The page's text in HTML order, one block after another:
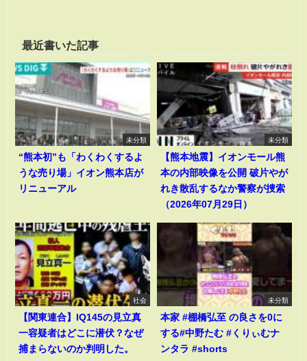
最近書いた記事
未分類
“熊本初”も「わくわくするよ
うな売り場」イオン熊本店が
リニューアル
未分類
【熊本地震】イオンモール熊
本の内部映像を公開 破片やが
れき散乱するなか警察が捜索
（2026年07月29日）
社会
【関東連合】IQ145の見立真
一容疑者はどこに潜伏？なぜ
捕まらないのか判明した。
未分類
本家 #棚橋弘至 の良さを0に
する#中野たむ #くりぃむナ
ンタラ #shorts